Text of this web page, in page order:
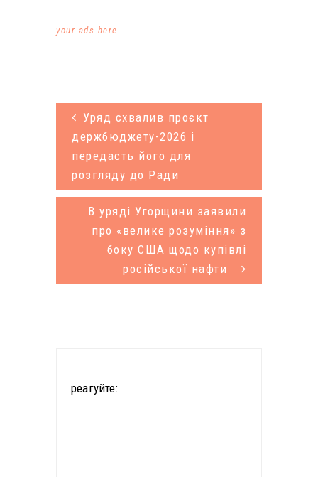
your ads here
Уряд схвалив проєкт
держбюджету-2026 і
передасть його для
розгляду до Ради
В уряді Угорщини заявили
про «велике розуміння» з
боку США щодо купівлі
російської нафти
реагуйте: